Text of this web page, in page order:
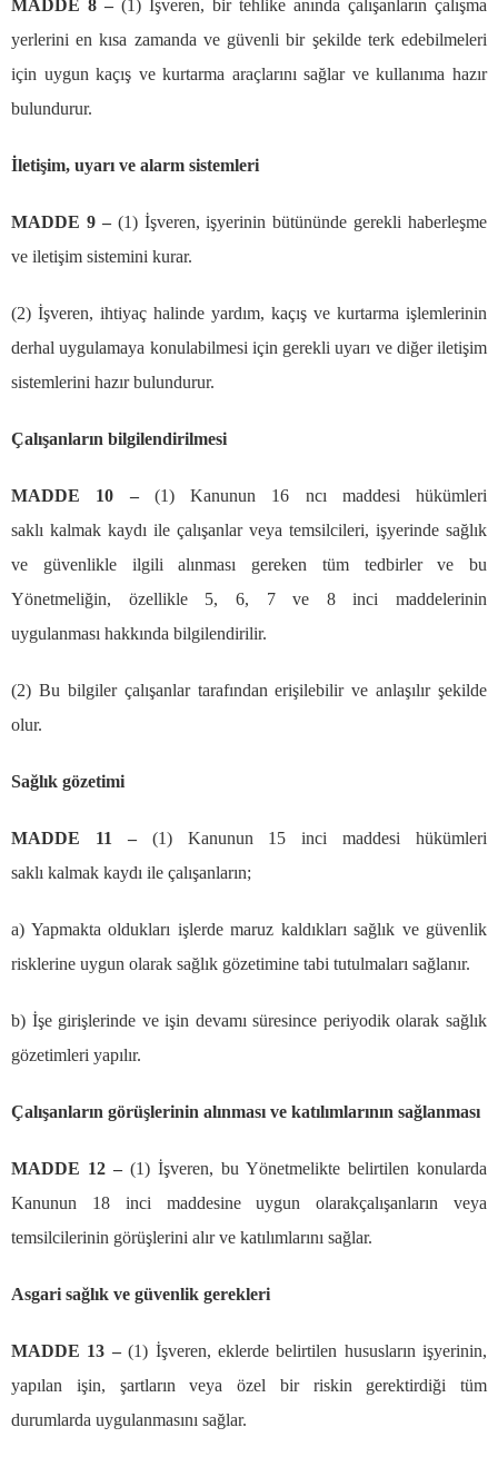
MADDE 8 – (1) İşveren, bir tehlike anında çalışanların çalışma
yerlerini en kısa zamanda ve güvenli bir şekilde terk edebilmeleri
için uygun kaçış ve kurtarma araçlarını sağlar ve kullanıma hazır
bulundurur.
İletişim, uyarı ve alarm sistemleri
MADDE 9 –(1) İşveren, işyerinin bütününde gerekli haberleşme
ve iletişim sistemini kurar.
(2) İşveren, ihtiyaç halinde yardım, kaçış ve kurtarma işlemlerinin
derhal uygulamaya konulabilmesi için gerekli uyarı ve diğer iletişim
sistemlerini hazır bulundurur.
Çalışanların bilgilendirilmesi
MADDE 10 –(1) Kanunun 16 ncı maddesi hükümleri
saklı kalmak kaydı ile çalışanlar veya temsilcileri, işyerinde sağlık
ve güvenlikle ilgili alınması gereken tüm tedbirler ve bu
Yönetmeliğin, özellikle 5, 6, 7 ve 8 inci maddelerinin
uygulanması hakkında bilgilendirilir.
(2) Bu bilgiler çalışanlar tarafından erişilebilir ve anlaşılır şekilde
olur.
Sağlık gözetimi
MADDE 11 –(1) Kanunun 15 inci maddesi hükümleri
saklı kalmak kaydı ile çalışanların;
a) Yapmakta oldukları işlerde maruz kaldıkları sağlık ve güvenlik
risklerine uygun olarak sağlık gözetimine tabi tutulmaları sağlanır.
b) İşe girişlerinde ve işin devamı süresince periyodik olarak sağlık
gözetimleri yapılır.
Çalışanların görüşlerinin alınması ve katılımlarının sağlanması
MADDE 12 – (1) İşveren, bu Yönetmelikte belirtilen konularda
Kanunun 18 inci maddesine uygun olarakçalışanların veya
temsilcilerinin görüşlerini alır ve katılımlarını sağlar.
Asgari sağlık ve güvenlik gerekleri
MADDE 13 –(1) İşveren, eklerde belirtilen hususların işyerinin,
yapılan işin, şartların veya özel bir riskin gerektirdiği tüm
durumlarda uygulanmasını sağlar.